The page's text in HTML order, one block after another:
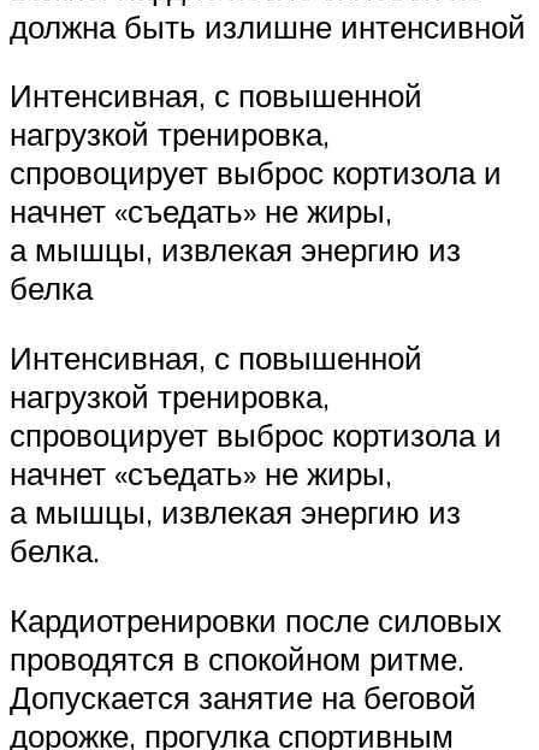
должна быть излишне интенсивной
Интенсивная, с повышенной
нагрузкой тренировка,
спровоцирует выброс кортизола и
начнет «съедать» не жиры,
а мышцы, извлекая энергию из
белка
Интенсивная, с повышенной
нагрузкой тренировка,
спровоцирует выброс кортизола и
начнет «съедать» не жиры,
а мышцы, извлекая энергию из
белка.
Кардиотренировки после силовых
проводятся в спокойном ритме.
Допускается занятие на беговой
дорожке, прогулка спортивным